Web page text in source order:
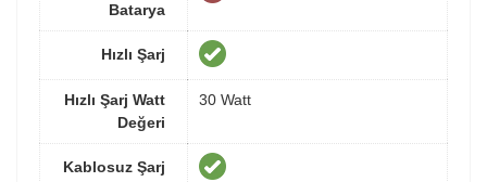
Batarya
Hızlı Şarj
Hızlı Şarj Watt
Değeri
30 Watt
Kablosuz Şarj